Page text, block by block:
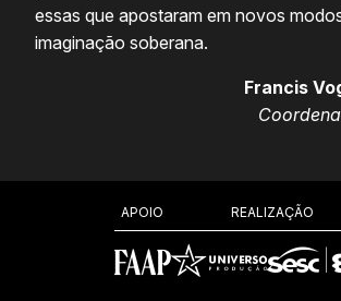
essas que apostaram em novos
imaginação soberana.
Francis
APOIO REALIZAÇÃO